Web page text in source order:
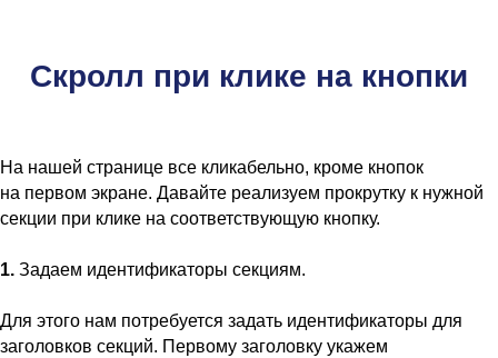
Скролл при клике на кнопки
На нашей странице все кликабельно, кроме кнопок
на первом экране. Давайте реализуем прокрутку к нужной
секции при клике на соответствующую кнопку.
1. Задаем идентификаторы секциям.
Для этого нам потребуется задать идентификаторы для
заголовков секций. Первому заголовку укажем